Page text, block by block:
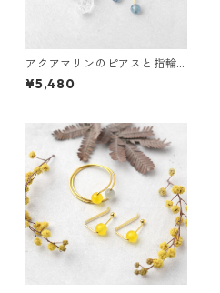
アクアマリンのピアスと指輪
のセット 3waysリング サージ
カルステンレス 貝パール 誕生
¥5,480